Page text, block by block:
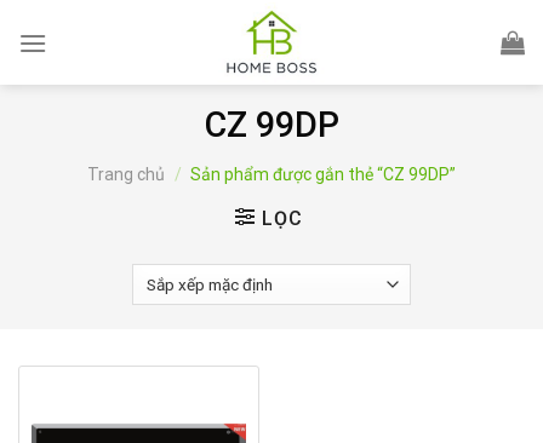
CZ 99DP
Trang chủ / Sản phẩm được gắn thẻ “CZ 99DP”
LỌC